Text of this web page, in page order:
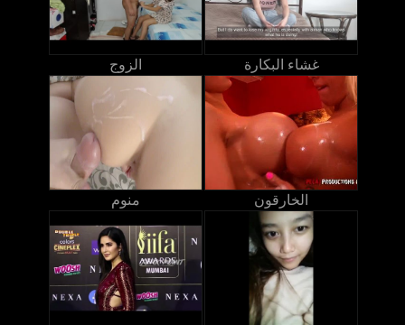
الزوج غشاء البكارة
منوم الخارقون